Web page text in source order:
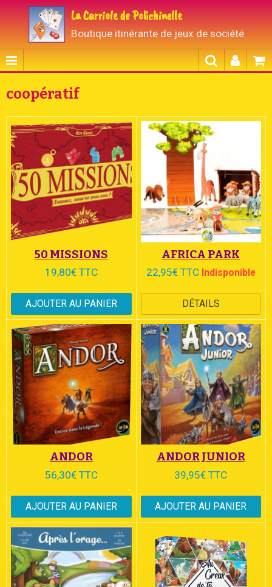
La Carriole de Polichinelle
Boutique itinérante de jeux de société
coopératif
50 MISSIONS
19,80€ TTC
AJOUTER AU PANIER
AFRICA PARK
22,95€ TTC Indisponible
DÉTAILS
ANDOR
56,30€ TTC
AJOUTER AU PANIER
ANDOR JUNIOR
39,95€ TTC
AJOUTER AU PANIER